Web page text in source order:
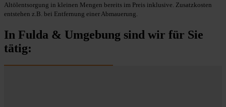
Altölentsorgung in kleinen Mengen bereits im Preis inklusive. Zusatzkosten
entstehen z.B. bei Entfernung einer Abmauerung.
In Fulda & Umgebung sind wir für Sie
tätig: